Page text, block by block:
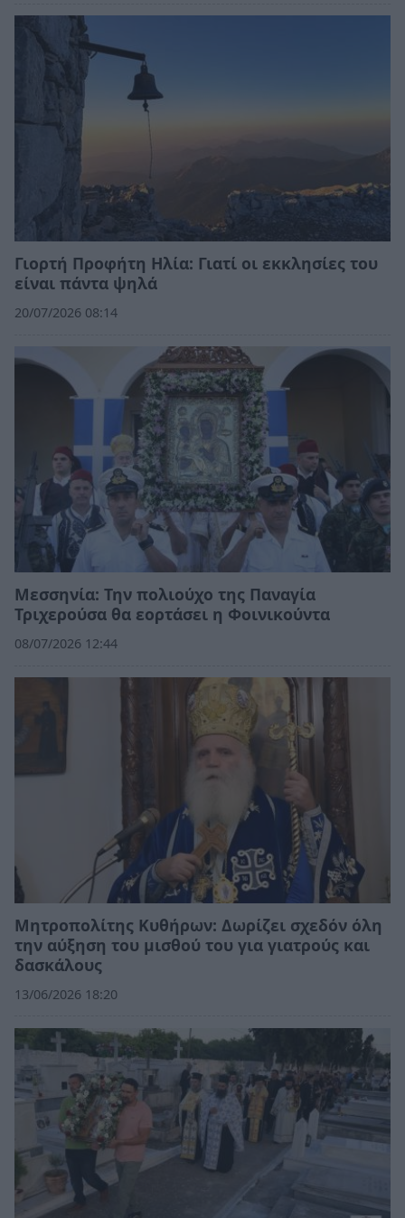
Γιορτή Προφήτη Ηλία: Γιατί οι εκκλησίες του
είναι πάντα ψηλά
20/07/2026 08:14
Μεσσηνία: Την πολιούχο της Παναγία
Τριχερούσα θα εορτάσει η Φοινικούντα
08/07/2026 12:44
Μητροπολίτης Κυθήρων: Δωρίζει σχεδόν όλη
την αύξηση του μισθού του για γιατρούς και
δασκάλους
13/06/2026 18:20